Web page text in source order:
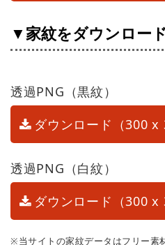
▼家紋をダウンロー
透過PNG（黒紋）
ダウンロード（300 x
透過PNG（白紋）
ダウンロード（300 x
※当サイトの家紋データはフリー素